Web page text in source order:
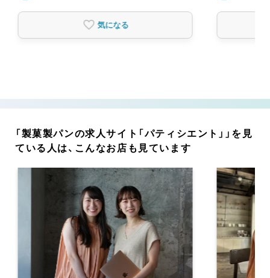
気になる
「製菓製パンの求人サイト「パティシエント」」を見
ている人は、こんなお店も見ています